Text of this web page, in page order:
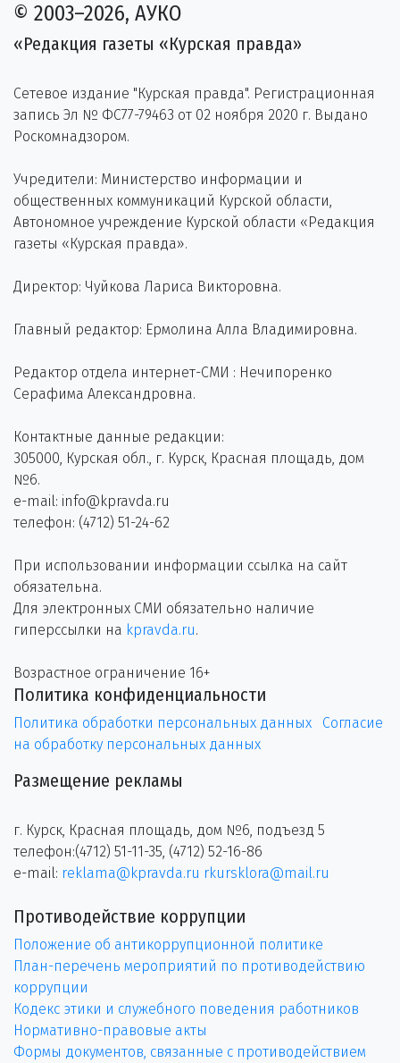
© 2003–2026, АУКО
«Редакция газеты «Курская правда»
Сетевое издание "Курская правда". Регистрационная
запись Эл № ФС77-79463 от 02 ноября 2020 г. Выдано
Роскомнадзором.
Учредители: Министерство информации и
общественных коммуникаций Курской области,
Автономное учреждение Курской области «Редакция
газеты «Курская правда».
Директор: Чуйкова Лариса Викторовна.
Главный редактор: Ермолина Алла Владимировна.
Редактор отдела интернет-СМИ : Нечипоренко
Серафима Александровна.
Контактные данные редакции:
305000, Курская обл., г. Курск, Красная площадь, дом
№6.
e-mail: info@kpravda.ru
телефон: (4712) 51-24-62
При использовании информации ссылка на сайт
обязательна.
Для электронных СМИ обязательно наличие
гиперссылки на kpravda.ru.
Возрастное ограничение 16+
Политика конфиденциальности
Политика обработки персональных данных
Согласие
на обработку персональных данных
Размещение рекламы
г. Курск, Красная площадь, дом №6, подъезд 5
телефон:(4712) 51-11-35, (4712) 52-16-86
e-mail: reklama@kpravda.ru rkursklora@mail.ru
Противодействие коррупции
Положение об антикоррупционной политике
План-перечень мероприятий по противодействию
коррупции
Кодекс этики и служебного поведения работников
Нормативно-правовые акты
Формы документов, связанные с противодействием